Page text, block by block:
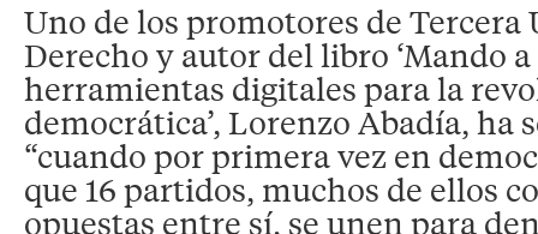
Uno de los promotores de Tercera
Derecho y autor del libro ‘Mando
herramientas digitales para la
democrática’, Lorenzo Abadía, ha
“cuando por primera vez en
que 16 partidos, muchos de ellos
opuestas entre sí, se unen para